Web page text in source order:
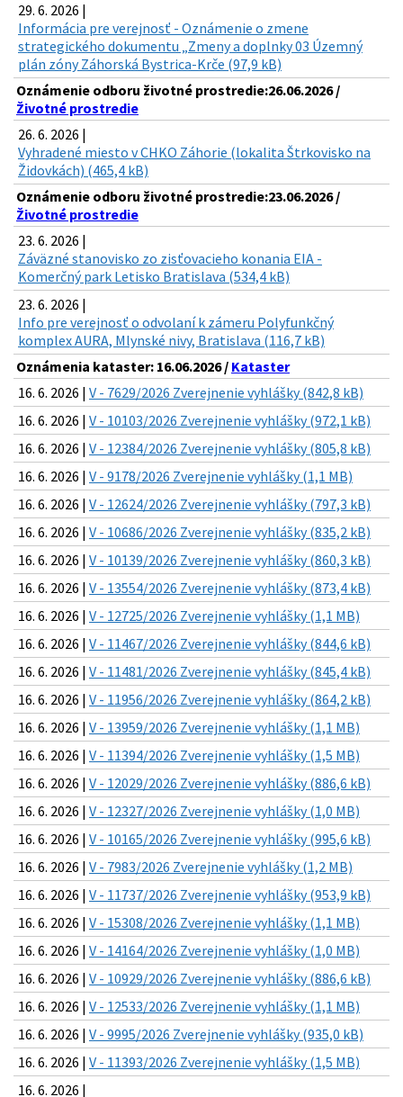
29. 6. 2026 |
Informácia pre verejnosť - Oznámenie o zmene
strategického dokumentu „Zmeny a doplnky 03 Územný
plán zóny Záhorská Bystrica-Krče (97,9 kB)
Oznámenie odboru životné prostredie:26.06.2026 /
Životné prostredie
26. 6. 2026 |
Vyhradené miesto v CHKO Záhorie (lokalita Štrkovisko na
Židovkách) (465,4 kB)
Oznámenie odboru životné prostredie:23.06.2026 /
Životné prostredie
23. 6. 2026 |
Záväzné stanovisko zo zisťovacieho konania EIA -
Komerčný park Letisko Bratislava (534,4 kB)
23. 6. 2026 |
Info pre verejnosť o odvolaní k zámeru Polyfunkčný
komplex AURA, Mlynské nivy, Bratislava (116,7 kB)
Oznámenia kataster: 16.06.2026 / Kataster
16. 6. 2026 | V - 7629/2026 Zverejnenie vyhlášky (842,8 kB)
16. 6. 2026 | V - 10103/2026 Zverejnenie vyhlášky (972,1 kB)
16. 6. 2026 | V - 12384/2026 Zverejnenie vyhlášky (805,8 kB)
16. 6. 2026 | V - 9178/2026 Zverejnenie vyhlášky (1,1 MB)
16. 6. 2026 | V - 12624/2026 Zverejnenie vyhlášky (797,3 kB)
16. 6. 2026 | V - 10686/2026 Zverejnenie vyhlášky (835,2 kB)
16. 6. 2026 | V - 10139/2026 Zverejnenie vyhlášky (860,3 kB)
16. 6. 2026 | V - 13554/2026 Zverejnenie vyhlášky (873,4 kB)
16. 6. 2026 | V - 12725/2026 Zverejnenie vyhlášky (1,1 MB)
16. 6. 2026 | V - 11467/2026 Zverejnenie vyhlášky (844,6 kB)
16. 6. 2026 | V - 11481/2026 Zverejnenie vyhlášky (845,4 kB)
16. 6. 2026 | V - 11956/2026 Zverejnenie vyhlášky (864,2 kB)
16. 6. 2026 | V - 13959/2026 Zverejnenie vyhlášky (1,1 MB)
16. 6. 2026 | V - 11394/2026 Zverejnenie vyhlášky (1,5 MB)
16. 6. 2026 | V - 12029/2026 Zverejnenie vyhlášky (886,6 kB)
16. 6. 2026 | V - 12327/2026 Zverejnenie vyhlášky (1,0 MB)
16. 6. 2026 | V - 10165/2026 Zverejnenie vyhlášky (995,6 kB)
16. 6. 2026 | V - 7983/2026 Zverejnenie vyhlášky (1,2 MB)
16. 6. 2026 | V - 11737/2026 Zverejnenie vyhlášky (953,9 kB)
16. 6. 2026 | V - 15308/2026 Zverejnenie vyhlášky (1,1 MB)
16. 6. 2026 | V - 14164/2026 Zverejnenie vyhlášky (1,0 MB)
16. 6. 2026 | V - 10929/2026 Zverejnenie vyhlášky (886,6 kB)
16. 6. 2026 | V - 12533/2026 Zverejnenie vyhlášky (1,1 MB)
16. 6. 2026 | V - 9995/2026 Zverejnenie vyhlášky (935,0 kB)
16. 6. 2026 | V - 11393/2026 Zverejnenie vyhlášky (1,5 MB)
16. 6. 2026 |